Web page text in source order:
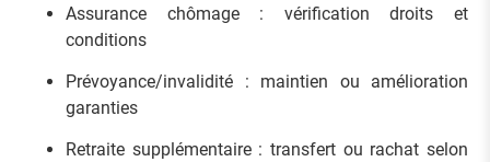
Assurance chômage : vérification droits et
conditions
Prévoyance/invalidité : maintien ou amélioration
garanties
Retraite supplémentaire : transfert ou rachat selon